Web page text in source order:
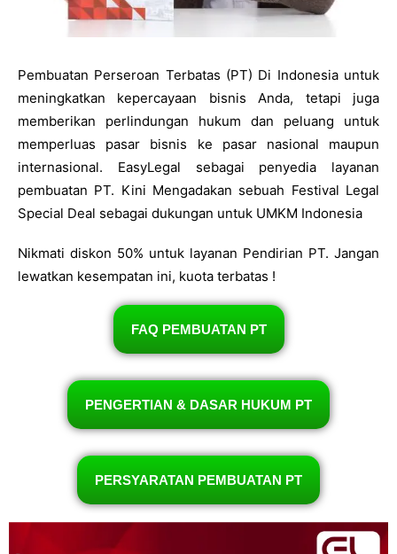
Pembuatan Perseroan Terbatas (PT) Di Indonesia untuk
meningkatkan kepercayaan bisnis Anda, tetapi juga
memberikan perlindungan hukum dan peluang untuk
memperluas pasar bisnis ke pasar nasional maupun
internasional. EasyLegal sebagai penyedia layanan
pembuatan PT. Kini Mengadakan sebuah Festival Legal
Special Deal sebagai dukungan untuk UMKM Indonesia
Nikmati diskon 50% untuk layanan Pendirian PT. Jangan
lewatkan kesempatan ini, kuota terbatas !
FAQ PEMBUATAN PT
PENGERTIAN & DASAR HUKUM PT
PERSYARATAN PEMBUATAN PT